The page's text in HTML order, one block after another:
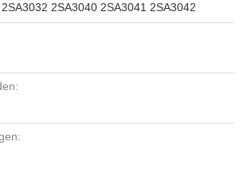
2SA3040 2SA3041 2SA3042